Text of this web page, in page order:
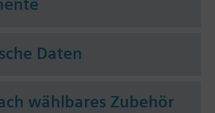
Daten
wählbares Zubehör